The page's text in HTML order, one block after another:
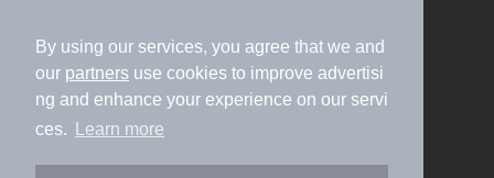
By using our services, you agree that we and
our partners use cookies to improve advertisi
ng and enhance your experience on our servi
ces.
Learn more
加盟店募集（資料請求）
広告出稿のご案内
利用規約
ライフスタイルMEMBERS+規約
特定商取引法に基づく表記
ヘルプ
採用情報
運営会社